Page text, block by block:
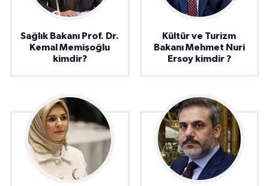
Sağlık Bakanı Prof. Dr.
Kemal Memişoğlu
kimdir?
Kültür ve Turizm
Bakanı Mehmet Nuri
Ersoy kimdir ?